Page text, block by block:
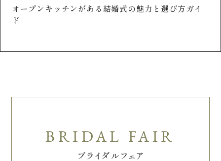
キリスト教式とは？費用や特徴から式の流れまでご
紹介！
ブライダルフェア